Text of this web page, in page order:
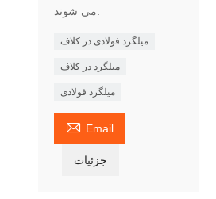
می شوند.
میلگرد فولادی در کلاف
میلگرد در کلاف
میلگرد فولادی
 Email
جزئیات